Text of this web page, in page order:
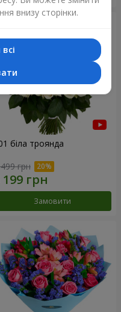
біла троянда
грн
Замовити
внизу сторінки.